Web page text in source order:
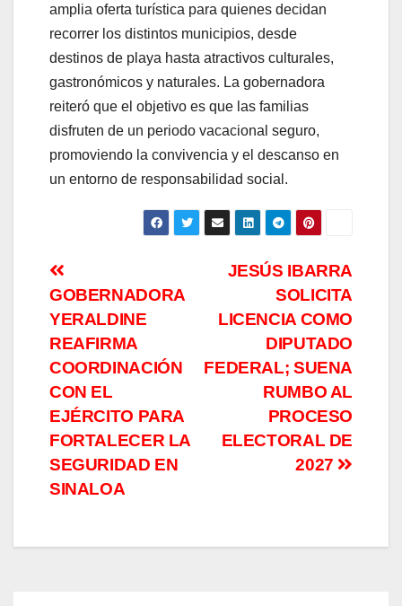
amplia oferta turística para quienes decidan
recorrer los distintos municipios, desde
destinos de playa hasta atractivos culturales,
gastronómicos y naturales. La gobernadora
reiteró que el objetivo es que las familias
disfruten de un periodo vacacional seguro,
promoviendo la convivencia y el descanso en
un entorno de responsabilidad social.
Navegación
de
entradas
JESÚS IBARRA
SOLICITA
LICENCIA COMO
DIPUTADO
FEDERAL; SUENA
RUMBO AL
PROCESO
ELECTORAL DE
2027
GOBERNADORA
YERALDINE
REAFIRMA
COORDINACIÓN
CON EL
EJÉRCITO PARA
FORTALECER LA
SEGURIDAD EN
SINALOA